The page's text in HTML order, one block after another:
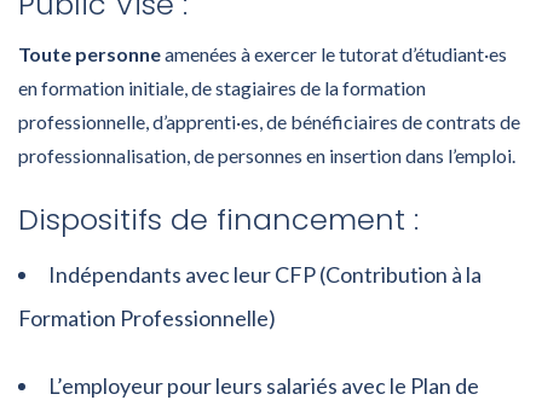
Toute personneamenées à exercer le tutorat d’étudiant·es
en formation initiale, de stagiaires de la formation
professionnelle, d’apprenti·es, de bénéficiaires de contrats de
professionnalisation, de personnes en insertion dans l’emploi.
Dispositifs de financement :
Indépendants avec leur CFP (Contribution à la
Formation Professionnelle)
L’employeur pour leurs salariés avec le Plan de